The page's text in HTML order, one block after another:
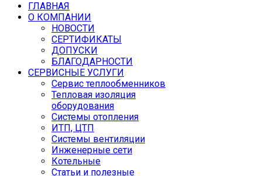
ГЛАВНАЯ
О КОМПАНИИ
НОВОСТИ
СЕРТИФИКАТЫ
ДОПУСКИ
БЛАГОДАРНОСТИ
СЕРВИСНЫЕ УСЛУГИ
Сервис теплообменников
Тепловая изоляция
оборудования
Системы отопления
ИТП, ЦТП
Системы вентиляции
Инженерные сети
Котельные
Статьи и полезные